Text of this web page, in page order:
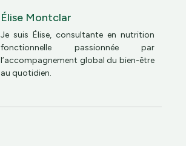
Élise Montclar
Je suis Élise, consultante en nutrition
fonctionnelle passionnée par
l’accompagnement global du bien-être
au quotidien.